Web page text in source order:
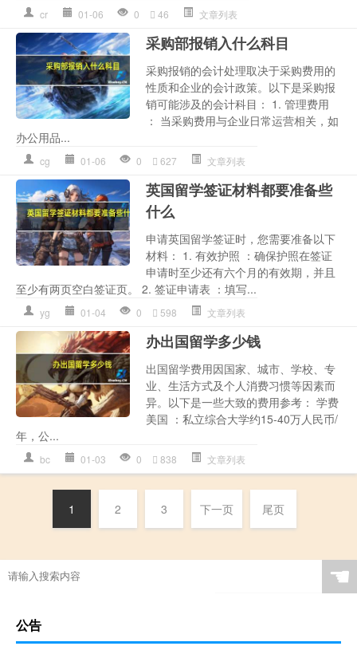
cr 01-06 0 46 文章列表
采购部报销入什么科目
采购报销的会计处理取决于采购费用的
性质和企业的会计政策。以下是采购报
销可能涉及的会计科目： 1. 管理费用
： 当采购费用与企业日常运营相关，如
办公用品...
cg 01-06 0 627 文章列表
英国留学签证材料都要准备些
什么
申请英国留学签证时，您需要准备以下
材料： 1. 有效护照 ：确保护照在签证
申请时至少还有六个月的有效期，并且
至少有两页空白签证页。 2. 签证申请表 ：填写...
yg 01-04 0 598 文章列表
办出国留学多少钱
出国留学费用因国家、城市、学校、专
业、生活方式及个人消费习惯等因素而
异。以下是一些大致的费用参考： 学费
美国 ：私立综合大学约15-40万人民币/
年，公...
bc 01-03 0 838 文章列表
1 2 3 下一页 尾页
☚
公告